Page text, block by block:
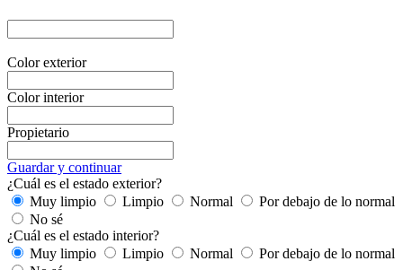
Color exterior
Color interior
Propietario
Guardar y continuar
¿Cuál es el estado exterior?
Muy limpio
Limpio Normal
Por debajo de lo normal
No sé
¿Cuál es el estado interior?
Muy limpio
Limpio Normal
Por debajo de lo normal